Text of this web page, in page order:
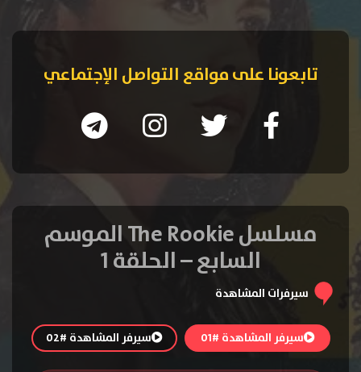
تابعونا على مواقع التواصل الإجتماعي
مسلسل The Rookie الموسم
السابع – الحلقة 1
سيرفرات المشاهدة
سيرفر المشاهدة #01 سيرفر المشاهدة #02